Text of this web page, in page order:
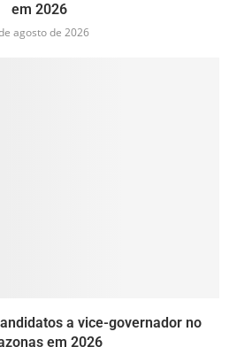
em 2026
agosto de 2026
a vice-governador no
em 2026